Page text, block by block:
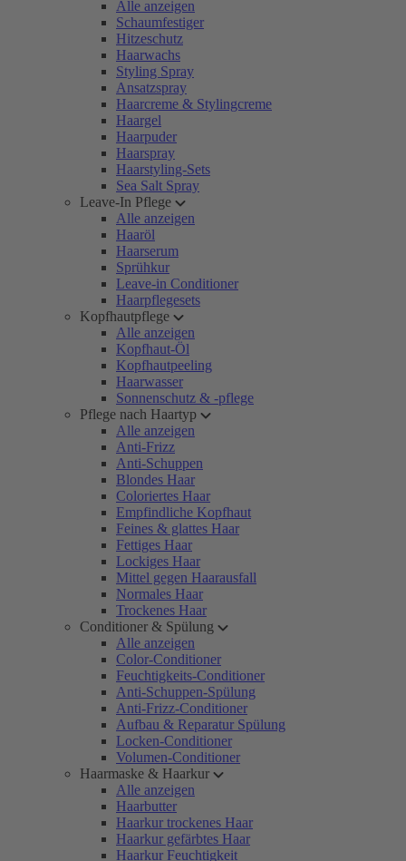
Alle anzeigen
Schaumfestiger
Hitzeschutz
Haarwachs
Styling Spray
Ansatzspray
Haarcreme & Stylingcreme
Haargel
Haarpuder
Haarspray
Haarstyling-Sets
Sea Salt Spray
Leave-In Pflege
Alle anzeigen
Haaröl
Haarserum
Sprühkur
Leave-in Conditioner
Haarpflegesets
Kopfhautpflege
Alle anzeigen
Kopfhaut-Öl
Kopfhautpeeling
Haarwasser
Sonnenschutz & -pflege
Pflege nach Haartyp
Alle anzeigen
Anti-Frizz
Anti-Schuppen
Blondes Haar
Coloriertes Haar
Empfindliche Kopfhaut
Feines & glattes Haar
Fettiges Haar
Lockiges Haar
Mittel gegen Haarausfall
Normales Haar
Trockenes Haar
Conditioner & Spülung
Alle anzeigen
Color-Conditioner
Feuchtigkeits-Conditioner
Anti-Schuppen-Spülung
Anti-Frizz-Conditioner
Aufbau & Reparatur Spülung
Locken-Conditioner
Volumen-Conditioner
Haarmaske & Haarkur
Alle anzeigen
Haarbutter
Haarkur trockenes Haar
Haarkur gefärbtes Haar
Haarkur Feuchtigkeit